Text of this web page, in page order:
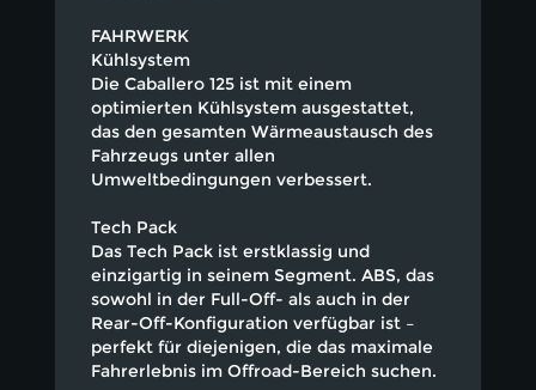
FAHRWERK
Kühlsystem
Die Caballero 125 ist mit einem
optimierten Kühlsystem ausgestattet,
das den gesamten Wärmeaustausch des
Fahrzeugs unter allen
Umweltbedingungen verbessert.
Tech Pack
Das Tech Pack ist erstklassig und
einzigartig in seinem Segment. ABS, das
sowohl in der Full-Off- als auch in der
Rear-Off-Konfiguration verfügbar ist –
perfekt für diejenigen, die das maximale
Fahrerlebnis im Offroad-Bereich suchen.